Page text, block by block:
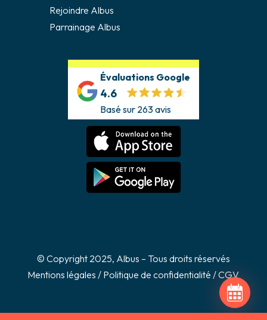
Rejoindre Albus
Parrainage Albus
Évaluations Google
4.6
Basé sur 263 avis
© Copyright 2025, Albus – Tous droits réservés
Mentions légales / Politique de confidentialité /CGV